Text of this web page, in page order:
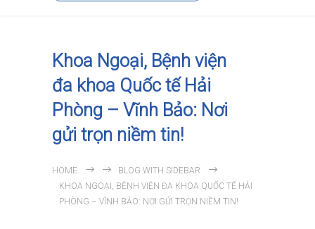
Khoa Ngoại, Bệnh viện
đa khoa Quốc tế Hải
Phòng – Vĩnh Bảo: Nơi
gửi trọn niềm tin!
HOME
BLOG WITH SIDEBAR
KHOA NGOẠI, BỆNH VIỆN ĐA KHOA QUỐC TẾ HẢI
PHÒNG – VĨNH BẢO: NƠI GỬI TRỌN NIỀM TIN!